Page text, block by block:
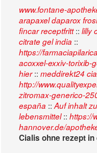
www.fontane-
arapaxel daparox
fincar receptfritt:: lilly
citrate gel india ::
https://
acoxxel-exxiv-torixib-
hier:: meddirekt24
http://
zitromax-generico-
españa :: Auf inhalt
lebensmittel:: https://
hannover.de/
Cialis ohne rezept